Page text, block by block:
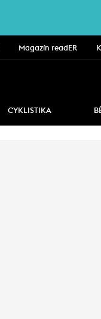
Magazín readER
CYKLISTIKA